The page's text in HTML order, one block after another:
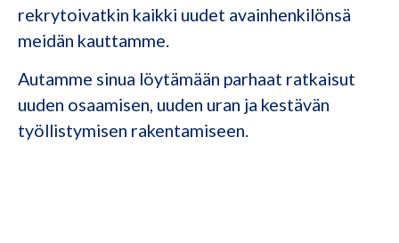
rekrytoivatkin kaikki uudet avainhenkilönsä
meidän kauttamme.
Autamme sinua löytämään parhaat ratkaisut
uuden osaamisen, uuden uran ja kestävän
työllistymisen rakentamiseen.